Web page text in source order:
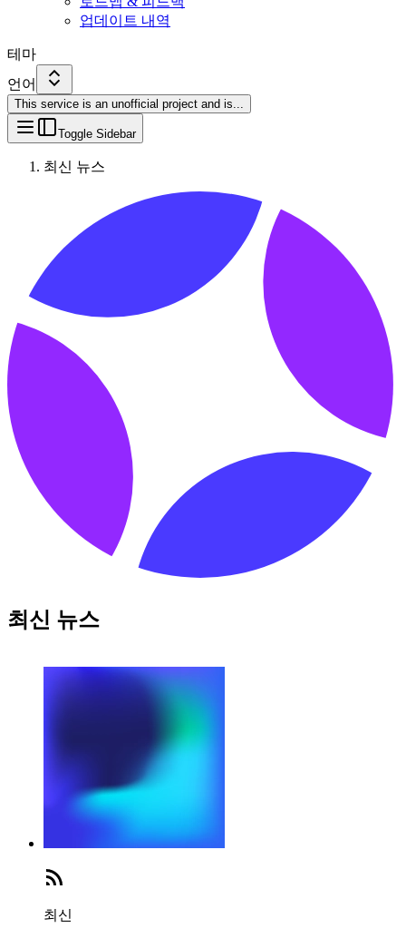
업데이트 내역
테마
언어
This service is an unofficial project and is...
Toggle Sidebar
최신 뉴스
최신 뉴스
최신